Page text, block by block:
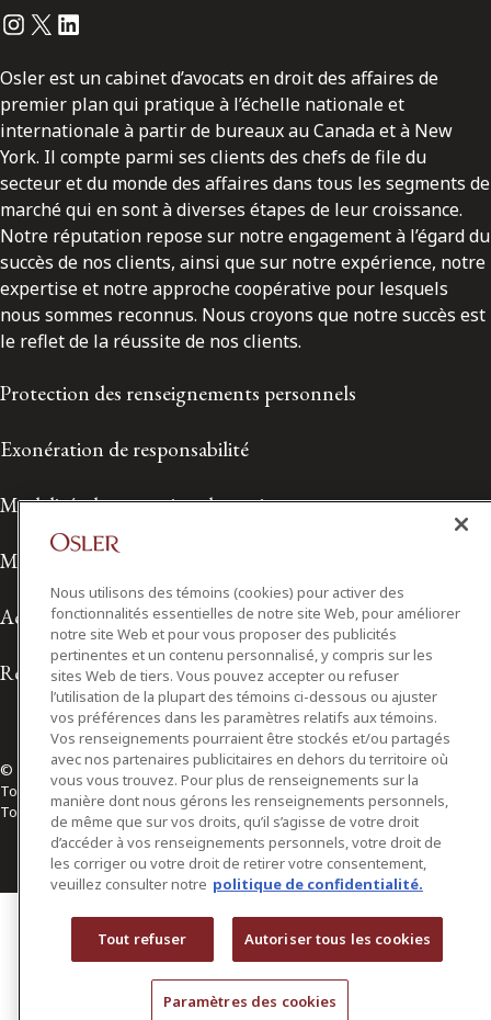
Instagram
Twitter
LinkedIn
Osler est un cabinet d’avocats en droit des affaires de
premier plan qui pratique à l’échelle nationale et
internationale à partir de bureaux au Canada et à New
York. Il compte parmi ses clients des chefs de file du
secteur et du monde des affaires dans tous les segments de
marché qui en sont à diverses étapes de leur croissance.
Notre réputation repose sur notre engagement à l’égard du
succès de nos clients, ainsi que sur notre expérience, notre
expertise et notre approche coopérative pour lesquels
nous sommes reconnus. Nous croyons que notre succès est
le reflet de la réussite de nos clients.
Protection des renseignements personnels
Exonération de responsabilité
Modalités de prestation de services
Modalités d'utilisation
Accessibilité
Relations avec les médias
© 2026 Osler, Hoskin & Harcourt S.E.N.C.R.L./s.r.l.
Tous droits réservés
Toronto | Montréal | Calgary | Vancouver | Ottawa | New York
Nous utilisons des témoins (cookies) pour activer des
fonctionnalités essentielles de notre site Web, pour améliorer
notre site Web et pour vous proposer des publicités
pertinentes et un contenu personnalisé, y compris sur les
sites Web de tiers. Vous pouvez accepter ou refuser
l’utilisation de la plupart des témoins ci-dessous ou ajuster
vos préférences dans les paramètres relatifs aux témoins.
Vos renseignements pourraient être stockés et/ou partagés
avec nos partenaires publicitaires en dehors du territoire où
vous vous trouvez. Pour plus de renseignements sur la
manière dont nous gérons les renseignements personnels,
de même que sur vos droits, qu’il s’agisse de votre droit
d’accéder à vos renseignements personnels, votre droit de
les corriger ou votre droit de retirer votre consentement,
veuillez consulter notre politique de confidentialité.
Tout refuser Autoriser tous les cookies
Paramètres des cookies